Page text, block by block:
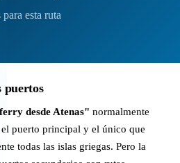
esta ruta
puertos
desde Atenas" normalmente
el puerto principal y el único que
todas las islas griegas. Pero la